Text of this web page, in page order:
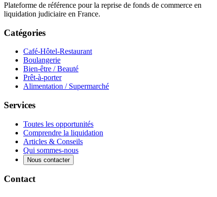
Plateforme de référence pour la reprise de fonds de commerce en
liquidation judiciaire en France.
Catégories
Café-Hôtel-Restaurant
Boulangerie
Bien-être / Beauté
Prêt-à-porter
Alimentation / Supermarché
Services
Toutes les opportunités
Comprendre la liquidation
Articles & Conseils
Qui sommes-nous
Nous contacter
Contact